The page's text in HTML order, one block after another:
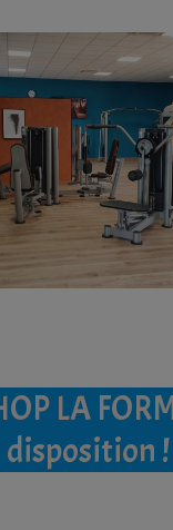
LA
disposition !